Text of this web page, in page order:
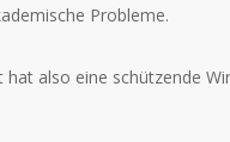
Probleme.
also eine schützende